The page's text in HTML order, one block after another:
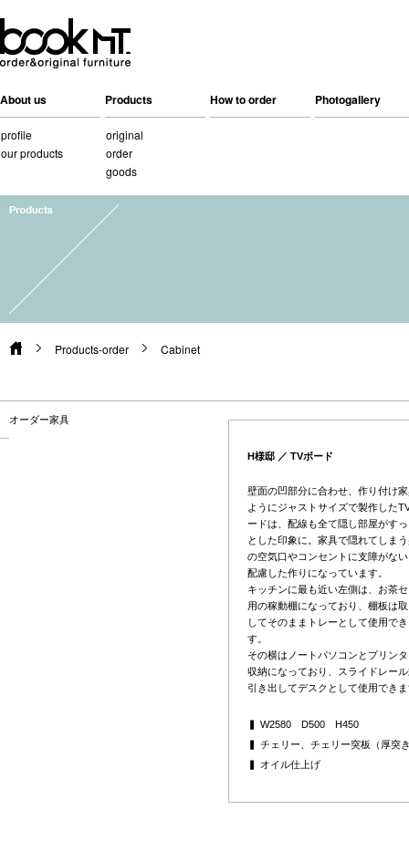
About us Products How to order Photogallery
profile
our products
original
order
goods
Products-order Cabinet
オーダー家具
H様邸 ／ TVボード
壁面の凹部分に合わせ、作り付け
ようにジャストサイズで製作した
ードは、配線も全て隠し部屋がす
とした印象に。家具で隠れてしま
の空気口やコンセントに支障がな
配慮した作りになっています。
キッチンに最も近い左側は、お茶
用の稼動棚になっており、棚板は
してそのままトレーとして使用で
す。
その横はノートパソコンとプリン
収納になっており、スライドレー
引き出してデスクとして使用でき
▍ W2580 D500 H450
▍ チェリー、チェリー突板（厚突
▍ オイル仕上げ